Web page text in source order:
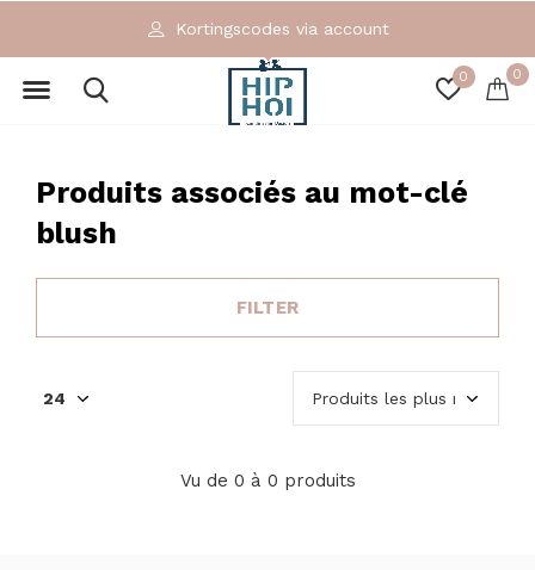
0 0
Kortingscodes via account
Produits associés au mot-clé
blush
FILTER
Vu de 0 à 0 produits